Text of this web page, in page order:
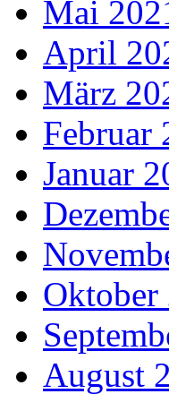
Mai
April
März
Februar
Januar
Oktober
August